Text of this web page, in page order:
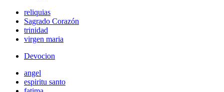
reliquias
Sagrado Corazón
trinidad
virgen maria
Devocion
angel
espiritu santo